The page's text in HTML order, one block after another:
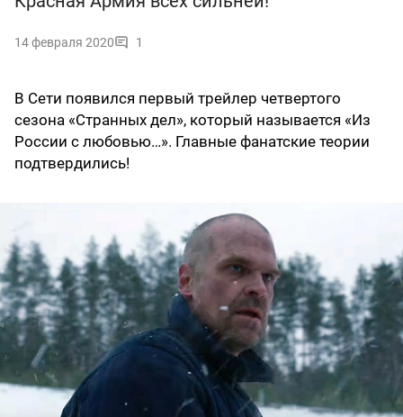
14 февраля 2020 1
В Сети появился первый трейлер четвертого
сезона «Странных дел», который называется «Из
России с любовью…». Главные фанатские теории
подтвердились!